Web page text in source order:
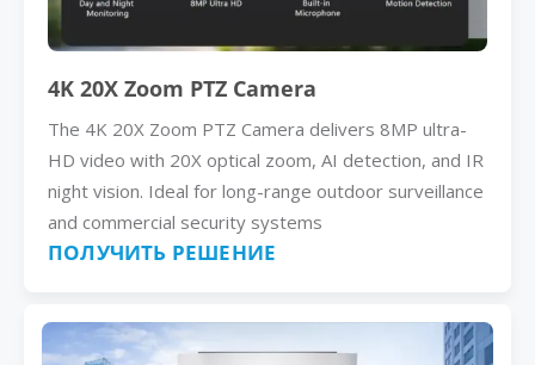
4K 20X Zoom PTZ Camera
The 4K 20X Zoom PTZ Camera delivers 8MP ultra-
HD video with 20X optical zoom, AI detection, and IR
night vision. Ideal for long-range outdoor surveillance
and commercial security systems
ПОЛУЧИТЬ РЕШЕНИЕ